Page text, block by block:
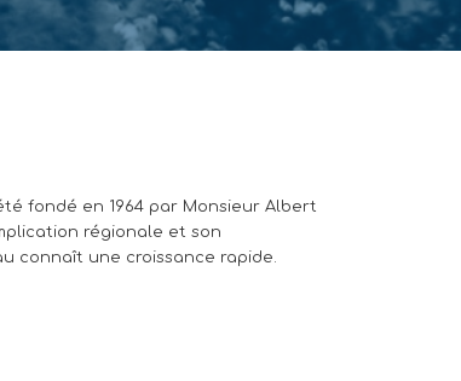
fondé en 1964 par Monsieur Albert
régionale et son
connaît une croissance rapide.